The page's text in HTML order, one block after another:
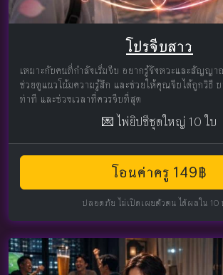
โปรจีบสาว
เหมาะกับคนที่กำลังเริ่มจีบ อยากรู้จังหวะและสัญญ
ช่วยดูแนวโน้มความรู้สึก และช่วยให้คุณจีบได้ถูกวิธี
ท่าที และช่วงเวลาที่ควรจีบที่สุด
💌 ไพ่ยิปซีชุดใหญ่ 10 ใบ
โอนค่าครู 149฿
ปลอดภัย ไม่เปิดเผยตัวตน ได้ผลใน 10